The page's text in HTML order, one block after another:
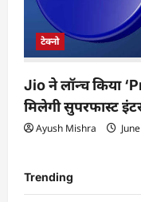
टेक्नो
Jio ने लॉन्च किया
मिलेगी सुपरफास्ट
Ayush Mishra
Trending